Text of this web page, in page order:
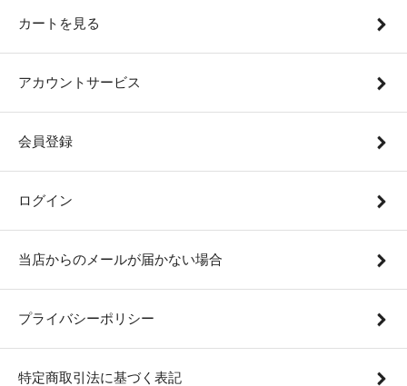
カートを見る
アカウントサービス
会員登録
ログイン
当店からのメールが届かない場合
プライバシーポリシー
特定商取引法に基づく表記